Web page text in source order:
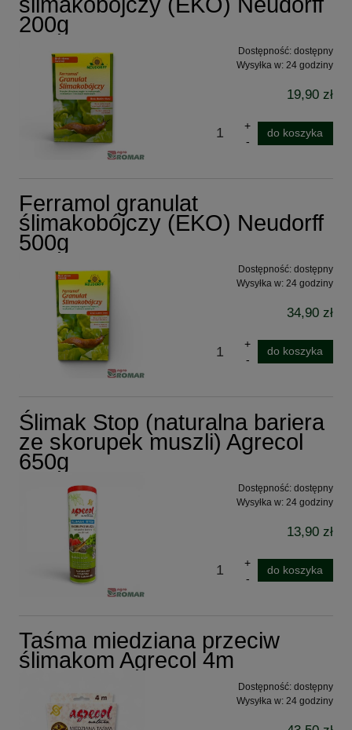
200g
Dostępność: dostępny
Wysyłka w: 24 godziny
19,90 zł
do koszyka
Ferramol granulat
ślimakobójczy (EKO) Neudorff
500g
Dostępność: dostępny
Wysyłka w: 24 godziny
34,90 zł
do koszyka
Ślimak Stop (naturalna bariera
ze skorupek muszli) Agrecol
650g
Dostępność: dostępny
Wysyłka w: 24 godziny
13,90 zł
do koszyka
Taśma miedziana przeciw
ślimakom Agrecol 4m
Dostępność: dostępny
Wysyłka w: 24 godziny